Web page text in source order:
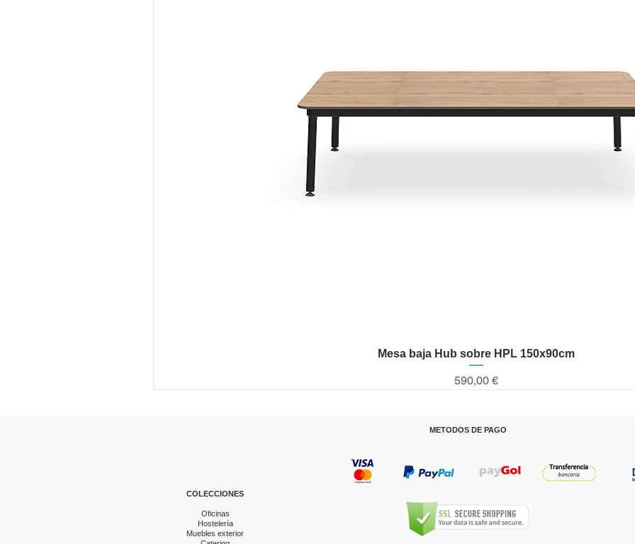
Vista rápida
Mesa baja Hub sobre HPL 150x90cm
Precio
590,00 €
COLECCIONES
Oficinas
Hostelería
Muebles exterior
METODOS DE PAGO